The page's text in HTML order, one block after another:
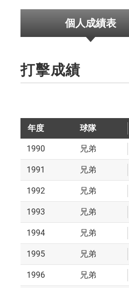
個人成績表
打擊成績
年度 球隊
1990 兄弟
1991 兄弟
1992 兄弟
1993 兄弟
1994 兄弟
1995 兄弟
1996 兄弟